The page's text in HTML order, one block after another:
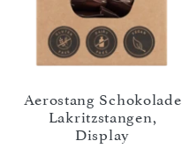
Aerostang Schokolade
Lakritzstangen,
Display